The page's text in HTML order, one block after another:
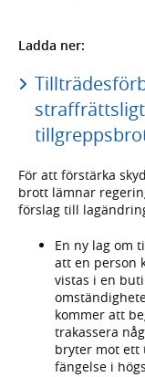
Ladda ner:
För att förstärka
brott lämnar
förslag till
En ny lag om
att en person
vistas i en
kommer att
trakassera
bryter mot
fängelse i